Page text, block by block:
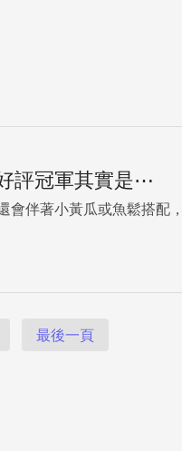
評冠軍其實是⋯
會伴著小黃瓜或魚鬆搭配
最後一頁